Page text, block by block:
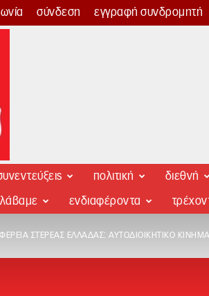
σύνδεση εγγραφή συνδρομητή
πολιτική διεθνή
λάβαμε ενδιαφέροντα
ΣΤΕΡΕΆΣ ΕΛΛΆΔΑΣ: ΑΥΤΟΔΙΟΙΚΗΤΙΚΌ